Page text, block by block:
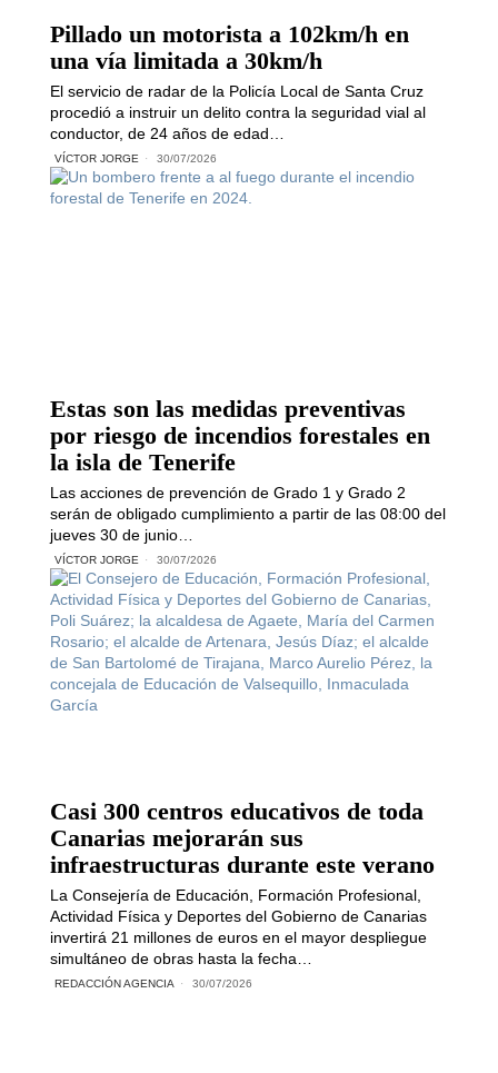
Pillado un motorista a 102km/h en
una vía limitada a 30km/h
El servicio de radar de la Policía Local de Santa Cruz
procedió a instruir un delito contra la seguridad vial al
conductor, de 24 años de edad…
VÍCTOR JORGE 30/07/2026
Estas son las medidas preventivas
por riesgo de incendios forestales en
la isla de Tenerife
Las acciones de prevención de Grado 1 y Grado 2
serán de obligado cumplimiento a partir de las 08:00 del
jueves 30 de junio…
VÍCTOR JORGE 30/07/2026
Casi 300 centros educativos de toda
Canarias mejorarán sus
infraestructuras durante este verano
La Consejería de Educación, Formación Profesional,
Actividad Física y Deportes del Gobierno de Canarias
invertirá 21 millones de euros en el mayor despliegue
simultáneo de obras hasta la fecha…
REDACCIÓN AGENCIA 30/07/2026